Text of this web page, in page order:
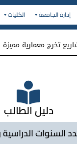
إدارة الجامعة الكليات
تخرج معمارية مميزة
دليل الطالب
السنوات الدراسية